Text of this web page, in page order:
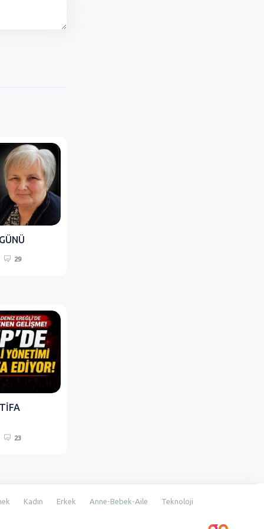
29
23
Kadın Erkek Anne-Bebek-Aile Teknoloji